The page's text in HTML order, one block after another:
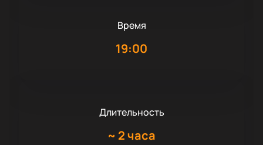
Время
19:00
Длительность
~ 2 часа